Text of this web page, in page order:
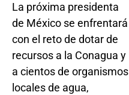
La próxima presidenta
de México se enfrentará
con el reto de dotar de
recursos a la Conagua y
a cientos de organismos
locales de agua,